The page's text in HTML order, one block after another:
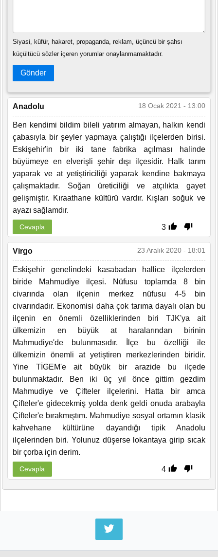
Siyasi, küfür, hakaret, propaganda, reklam, üçüncü bir şahsı
küçültücü sözler içeren yorumlar onaylanmamaktadır.
Gönder
Anadolu 18 Ocak 2021 - 13:00
Ben kendimi bildim bileli yatırım almayan, halkın kendi
çabasıyla bir şeyler yapmaya çalıştığı ilçelerden birisi.
Eskişehir'in bir iki tane fabrika açılması halinde
büyümeye en elverişli şehir dışı ilçesidir. Halk tarım
yaparak ve at yetiştiriciliği yaparak kendine bakmaya
çalışmaktadır. Soğan üreticiliği ve atçılıkta gayet
gelişmiştir. Kıraathane kültürü vardır. Kışları soğuk ve
ayazı sağlamdır.
3
Cevapla
Virgo 23 Aralık 2020 - 18:01
Eskişehir genelindeki kasabadan hallice ilçelerden
biride Mahmudiye ilçesi. Nüfusu toplamda 8 bin
civarında olan ilçenin merkez nüfusu 4-5 bin
civarındadır. Ekonomisi daha çok tarıma dayalı olan bu
ilçenin en önemli özelliklerinden biri TJK'ya ait
ülkemizin en büyük at haralarından birinin
Mahmudiye'de bulunmasıdır. İlçe bu özelliği ile
ülkemizin önemli at yetiştiren merkezlerinden biridir.
Yine TİGEM'e ait büyük bir arazide bu ilçede
bulunmaktadır. Ben iki üç yıl önce gittim gezdim
Mahmudiye ve Çifteler ilçelerini. Hatta bir amca
Çifteler'e gidecekmiş yolda denk geldi onuda arabayla
Çifteler'e bırakmıştım. Mahmudiye sosyal ortamın klasik
kahvehane kültürüne dayandığı tipik Anadolu
ilçelerinden biri. Yolunuz düşerse lokantaya girip sıcak
bir çorba için derim.
4
Cevapla